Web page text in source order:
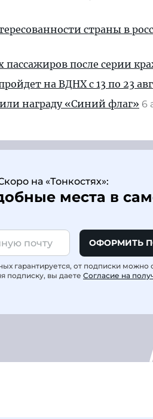
страны в
пассажиров после серии
на ВДНХ с 13 по 23
награду «Синий флаг» 6
на «Тонкостях»:
места в
ОФОРМИТЬ
гарантируется, от подписки можно
подписку, вы даете Согласие на